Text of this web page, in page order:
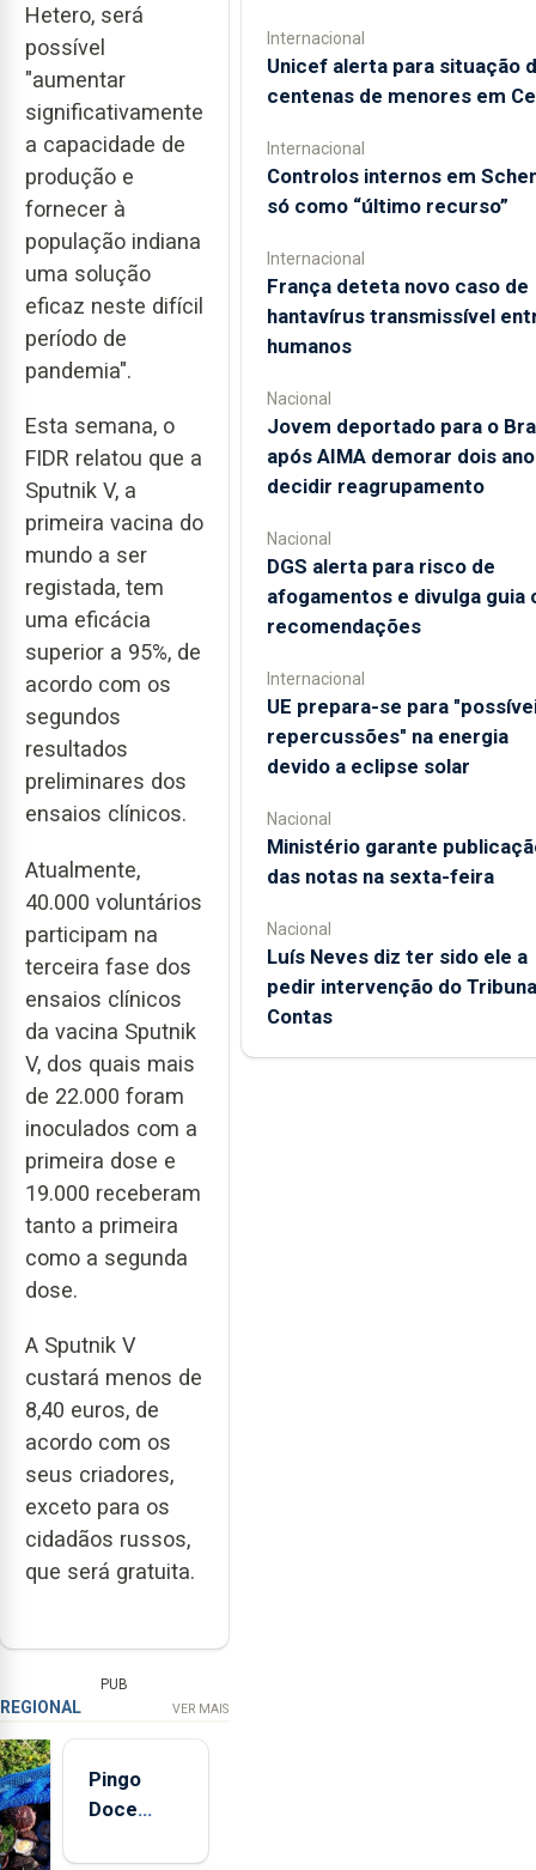
Hetero, será
possível
"aumentar
significativamente
a capacidade de
produção e
fornecer à
população indiana
uma solução
eficaz neste difícil
período de
pandemia".
Esta semana, o
FIDR relatou que a
Sputnik V, a
primeira vacina do
mundo a ser
registada, tem
uma eficácia
superior a 95%, de
acordo com os
segundos
resultados
preliminares dos
ensaios clínicos.
Atualmente,
40.000 voluntários
participam na
terceira fase dos
ensaios clínicos
da vacina Sputnik
V, dos quais mais
de 22.000 foram
inoculados com a
primeira dose e
19.000 receberam
tanto a primeira
como a segunda
dose.
A Sputnik V
custará menos de
8,40 euros, de
acordo com os
seus criadores,
exceto para os
cidadãos russos,
que será gratuita.
PUB
REGIONAL VER MAIS
Pingo
Doce
Internacional
Unicef alerta para situação
centenas de menores em
Internacional
Controlos internos em
só como “último recurso”
Internacional
França deteta novo caso de
hantavírus transmissível
humanos
Nacional
Jovem deportado para o
após AIMA demorar dois
decidir reagrupamento
Nacional
DGS alerta para risco de
afogamentos e divulga guia
recomendações
Internacional
UE prepara-se para
repercussões" na energia
devido a eclipse solar
Nacional
Ministério garante
das notas na sexta-feira
Nacional
Luís Neves diz ter sido ele a
pedir intervenção do
Contas